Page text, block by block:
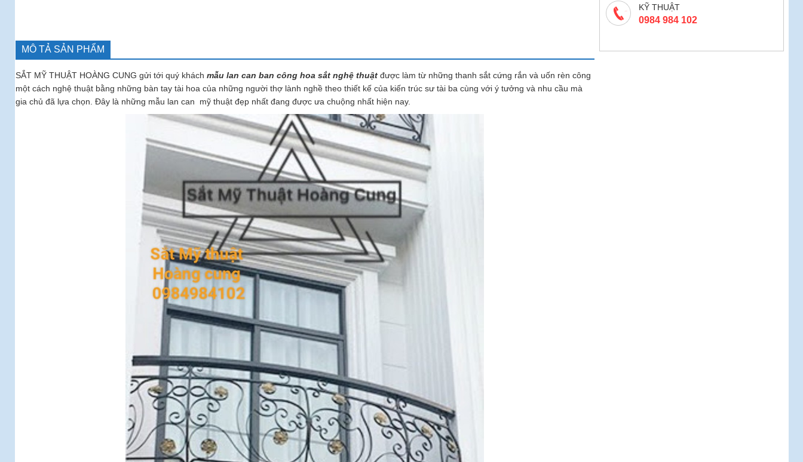
MÔ TẢ SẢN PHẨM
SẮT MỸ THUẬT HOÀNG CUNG gửi tới quý khách mẫu lan can ban công hoa sắt nghệ thuậtđược làm từ những thanh sắt cứng rắn và uốn rèn công
một cách nghệ thuật bằng những bàn tay tài hoa của những người thợ lành nghề theo thiết kế của kiến trúc sư tài ba cùng với ý tưởng và nhu cầu mà
gia chủ đã lựa chọn. Đây là những mẫu lan can mỹ thuật đẹp nhất đang được ưa chuộng nhất hiện nay.
KỸ THUẬT
0984 984 102